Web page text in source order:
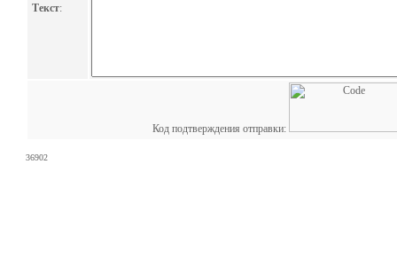
Текст:
Код подтверждения отправки:
36902